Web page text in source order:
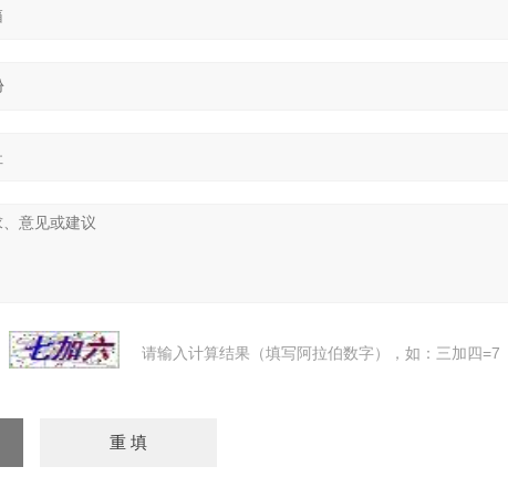
请输入计算结果（填写阿拉伯数字），如：三加四=7